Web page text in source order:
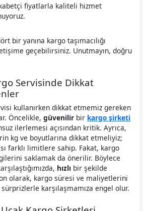
fiyatlarla kaliteli hizmet
bir yanına kargo taşımacılığı
geçebilirsiniz. Unutmayın, doğru
Servisinde Dikkat
kullanırken dikkat etmemiz gereken
Öncelikle,güvenilir bir kargo şirketi
ilerlemesi açısından kritik. Ayrıca,
kg ve boyutlarına dikkat etmeliyiz;
farklı limitlere sahip. Fakat, kargo
saklamak da önerilir. Böylece
hızlı bir şekilde
olarak, kargo süresi ve maliyetlerini
karşılaşmamıza engel olur.